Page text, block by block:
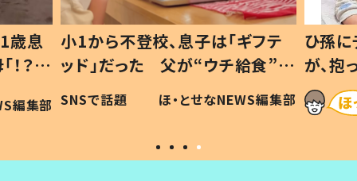
歳息
？」
編集部
小1から不登校、息子は「ギフテ
ッド」だった 父が“ウチ給食”を
作り続ける理由とは #令和の親
#令和の子
SNSで話題 ほ・とせなNEWS編集部
ひ孫
が、
「涙が
い」